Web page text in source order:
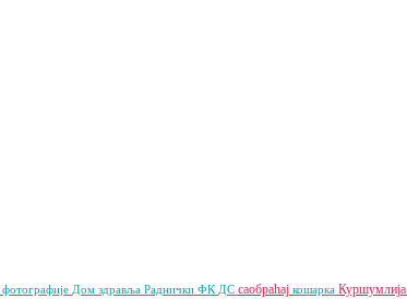
фотографије Дом здравља Раднички ФК ДС саобраћај кошарка Куршумлија